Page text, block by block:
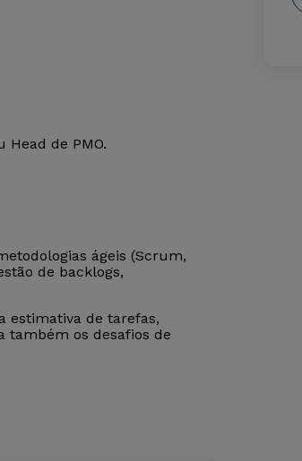
Head de PMO.
ágeis (Scrum,
de backlogs,
estimativa de tarefas,
também os desafios de